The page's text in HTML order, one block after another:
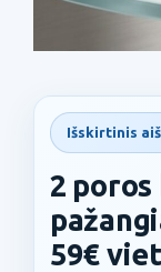
Išskirtinis
2
59€